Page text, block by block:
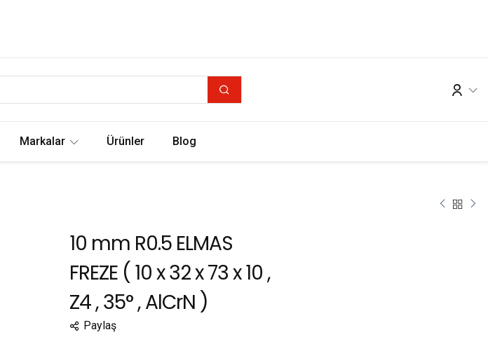
Markalar Ürünler Blog
10 mm R0.5 ELMAS
FREZE ( 10 x 32 x 73 x 10 ,
Z4 , 35° , AlCrN )
Paylaş